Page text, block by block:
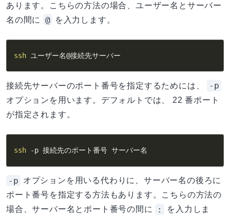
あります。こちらの方法の場合、ユーザー名とサーバー
名の間に
@ を入力します。
ssh ユーザー名@接続先サーバー
接続先サーバーのポート番号を指定するためには、 -p
オプションを用います。デフォルトでは、 22 番ポート
が指定されます。
ssh -p 接続先のポート番号 サーバー名
-p
オプションを用いる代わりに、サーバー名の後ろに
ポート番号を指定する方法もあります。こちらの方法の
場合、サーバー名とポート番号の間に
:
を入力しま